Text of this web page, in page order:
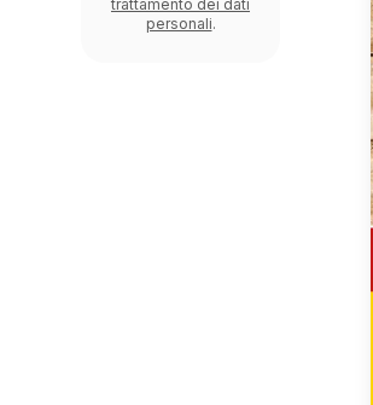
trattamento dei dati
personali.